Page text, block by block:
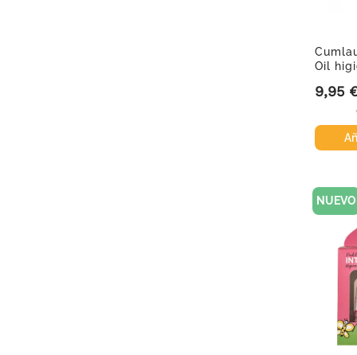
Oil
Precio
9,95
NUEVO